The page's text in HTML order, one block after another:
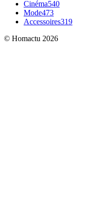
Cinéma540
Mode473
Accessoires319
© Homactu 2026